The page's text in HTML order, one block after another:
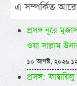
এ সম্পর্কিত
প্রসঙ্গ নূরে
ওয়া সাল্লাম
১০ আগস্ট, ২০২৬
প্রসঙ্গ: